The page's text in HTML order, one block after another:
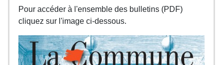
Pour accéder à l'ensemble des bulletins (PDF)
cliquez sur l'image ci-dessous.